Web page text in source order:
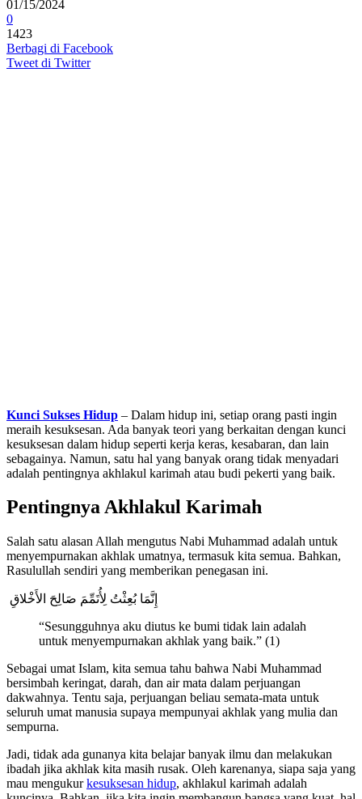
01/15/2024
0
1423
Berbagi di Facebook
Tweet di Twitter
Kunci Sukses Hidup – Dalam hidup ini, setiap orang pasti ingin
meraih kesuksesan. Ada banyak teori yang berkaitan dengan kunci
kesuksesan dalam hidup seperti kerja keras, kesabaran, dan lain
sebagainya. Namun, satu hal yang banyak orang tidak menyadari
adalah pentingnya akhlakul karimah atau budi pekerti yang baik.
Pentingnya Akhlakul Karimah
Salah satu alasan Allah mengutus Nabi Muhammad adalah untuk
menyempurnakan akhlak umatnya, termasuk kita semua. Bahkan,
Rasulullah sendiri yang memberikan penegasan ini.
إِنَّمَا بُعِثْتُ لِأُتَمِّمَ صَالِحَ الأَخْلاقِ
“Sesungguhnya aku diutus ke bumi tidak lain adalah
untuk menyempurnakan akhlak yang baik.” (1)
Sebagai umat Islam, kita semua tahu bahwa Nabi Muhammad
bersimbah keringat, darah, dan air mata dalam perjuangan
dakwahnya. Tentu saja, perjuangan beliau semata-mata untuk
seluruh umat manusia supaya mempunyai akhlak yang mulia dan
sempurna.
Jadi, tidak ada gunanya kita belajar banyak ilmu dan melakukan
ibadah jika akhlak kita masih rusak. Oleh karenanya, siapa saja yang
mau mengukurkesuksesan hidup, akhlakul karimah adalah